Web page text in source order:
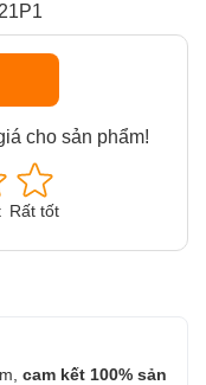
cho sản phẩm!
Rất tốt
cam kết 100% sản